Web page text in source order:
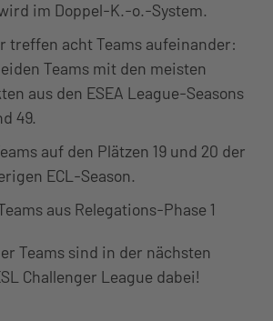
im Doppel-K.-o.-System.
treffen acht Teams aufeinander:
Teams mit den meisten
aus den ESEA League-Seasons
49.
auf den Plätzen 19 und 20 der
ECL-Season.
aus Relegations-Phase 1
Teams sind in der nächsten
Challenger League dabei!